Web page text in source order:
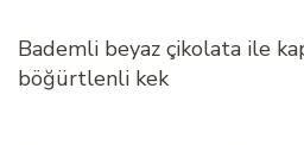
Bademli beyaz çikolata ile
böğürtlenli kek